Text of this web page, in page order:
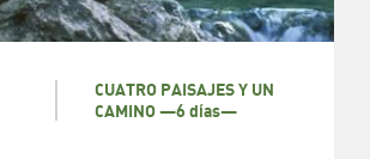
CUATRO PAISAJES Y UN
CAMINO —6 días—